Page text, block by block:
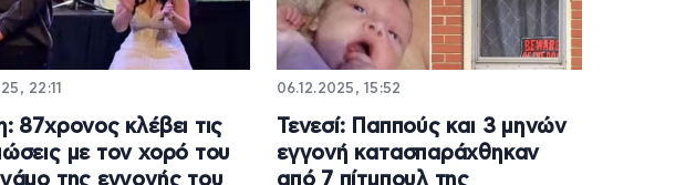
22:11
87χρονος κλέβει τις
με τον χορό του
της εγγονής του
06.12.2025, 15:52
Τενεσί: Παππούς και 3 μηνών
εγγονή κατασπαράχθηκαν
από 7 πίτμπουλ της